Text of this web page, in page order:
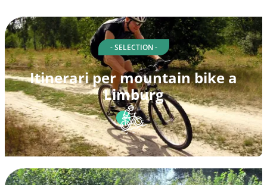
- SELECTION -
Itinerari per mountain bike a
Limburg